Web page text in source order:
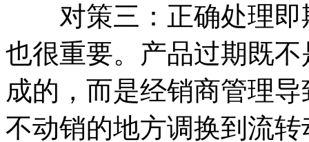
对策三：正确处理即
也很重要。产品过期既
成的，而是经销商管理
不动销的地方调换到流